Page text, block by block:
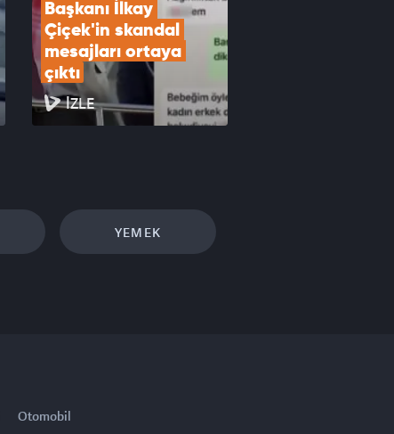
Başkanı İlkay
Çiçek'in skandal
mesajları ortaya
çıktı
İZLE
YEMEK
Otomobil